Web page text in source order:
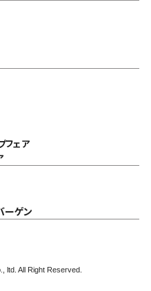
フェア
ーゲン
ltd. All Right Reserved.